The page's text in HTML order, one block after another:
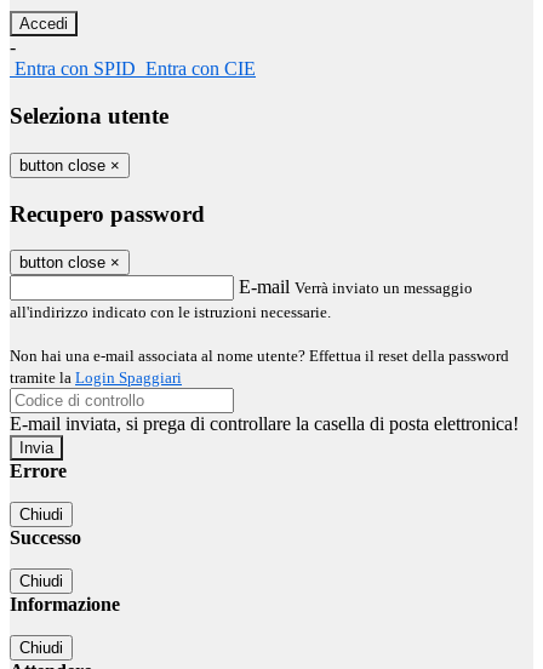
-
Entra con SPID Entra con CIE
Seleziona utente
button close ×
Recupero password
button close ×
E-mail Verrà inviato un messaggio
all'indirizzo indicato con le istruzioni necessarie.
Non hai una e-mail associata al nome utente? Effettua il reset della password
tramite la Login Spaggiari
E-mail inviata, si prega di controllare la casella di posta elettronica!
Errore
Chiudi
Successo
Chiudi
Informazione
Chiudi